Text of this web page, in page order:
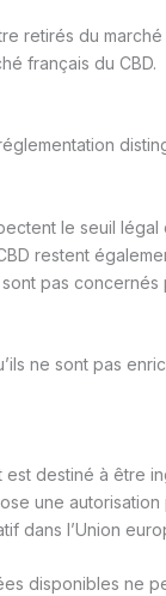
retirés du
français du CBD.
le seuil
restent
pas concernés
ne sont pas
est destiné à être
une
dans l’Union
disponibles ne